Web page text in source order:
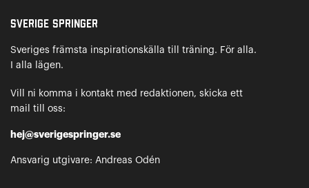
Sverige Springer
Sveriges främsta inspirationskälla till träning. För alla.
I alla lägen.
Vill ni komma i kontakt med redaktionen, skicka ett
mail till oss:
hej@sverigespringer.se
Ansvarig utgivare: Andreas Odén